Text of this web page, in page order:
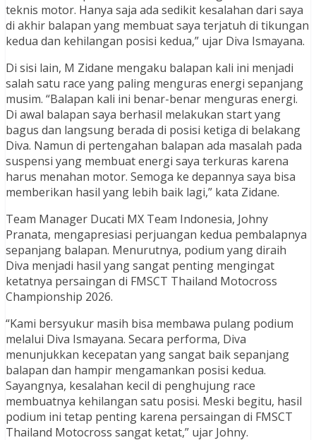
teknis motor. Hanya saja ada sedikit kesalahan dari saya
di akhir balapan yang membuat saya terjatuh di tikungan
kedua dan kehilangan posisi kedua,” ujar Diva Ismayana.
Di sisi lain, M Zidane mengaku balapan kali ini menjadi
salah satu race yang paling menguras energi sepanjang
musim. “Balapan kali ini benar-benar menguras energi.
Di awal balapan saya berhasil melakukan start yang
bagus dan langsung berada di posisi ketiga di belakang
Diva. Namun di pertengahan balapan ada masalah pada
suspensi yang membuat energi saya terkuras karena
harus menahan motor. Semoga ke depannya saya bisa
memberikan hasil yang lebih baik lagi,” kata Zidane.
Team Manager Ducati MX Team Indonesia, Johny
Pranata, mengapresiasi perjuangan kedua pembalapnya
sepanjang balapan. Menurutnya, podium yang diraih
Diva menjadi hasil yang sangat penting mengingat
ketatnya persaingan di FMSCT Thailand Motocross
Championship 2026.
“Kami bersyukur masih bisa membawa pulang podium
melalui Diva Ismayana. Secara performa, Diva
menunjukkan kecepatan yang sangat baik sepanjang
balapan dan hampir mengamankan posisi kedua.
Sayangnya, kesalahan kecil di penghujung race
membuatnya kehilangan satu posisi. Meski begitu, hasil
podium ini tetap penting karena persaingan di FMSCT
Thailand Motocross sangat ketat,” ujar Johny.